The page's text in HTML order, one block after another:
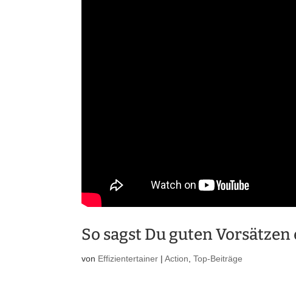
So sagst Du guten
von Effizientertainer |Action ,Top-Beiträge